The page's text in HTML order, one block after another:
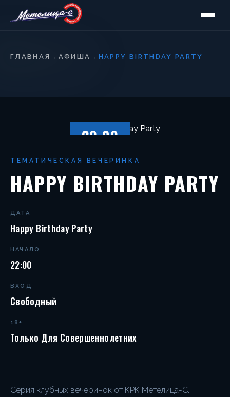
ГЛАВНАЯ → АФИША → HAPPY BIRTHDAY PARTY
29.09
ТЕМАТИЧЕСКАЯ ВЕЧЕРИНКА
HAPPY BIRTHDAY PARTY
ДАТА
Happy Birthday Party
НАЧАЛО
22:00
ВХОД
Свободный
18+
Только Для Совершеннолетних
Серия клубных вечеринок от КРК Метелица-С.